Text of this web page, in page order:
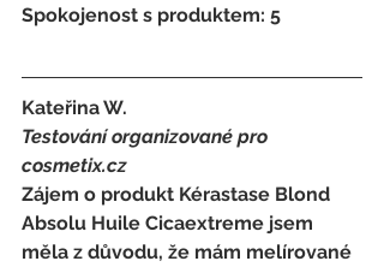
Spokojenost s produktem: 5
Kateřina W.
Testování organizované pro
cosmetix.cz
Zájem o produkt Kérastase Blond
Absolu Huile Cicaextreme jsem
měla z důvodu, že mám melírované